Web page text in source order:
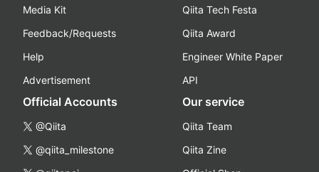
Media Kit
Feedback/Requests
Help
Advertisement
Qiita Tech Festa
Qiita Award
Engineer White Paper
API
Official Accounts
@Qiita
@qiita_milestone
Our service
Qiita Team
Qiita Zine